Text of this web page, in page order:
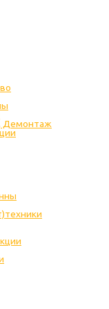
Демонтаж